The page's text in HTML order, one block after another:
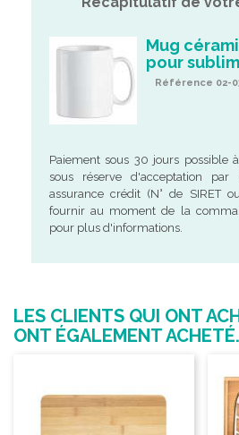
Mug
pour
Référence 02-
Paiement sous 30 jours
sous réserve d'acceptation par
assurance crédit (N° de SIRET
fournir au moment de la
pour plus d'informations.
LES CLIENTS QUI ONT
ONT ÉGALEMENT